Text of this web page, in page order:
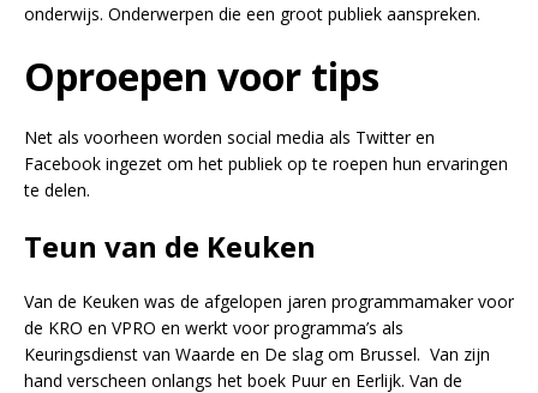
onderwijs. Onderwerpen die een groot publiek aanspreken.
Oproepen voor tips
Net als voorheen worden social media als Twitter en
Facebook ingezet om het publiek op te roepen hun ervaringen
te delen.
Teun van de Keuken
Van de Keuken was de afgelopen jaren programmamaker voor
de KRO en VPRO en werkt voor programma’s als
Keuringsdienst van Waarde en De slag om Brussel. Van zijn
hand verscheen onlangs het boek Puur en Eerlijk. Van de